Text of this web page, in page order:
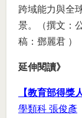
跨域能力與全
景。（撰文：
稿：鄧麗君 ）
延伸閱讀》
【教育部得獎
學類科 張俊彥